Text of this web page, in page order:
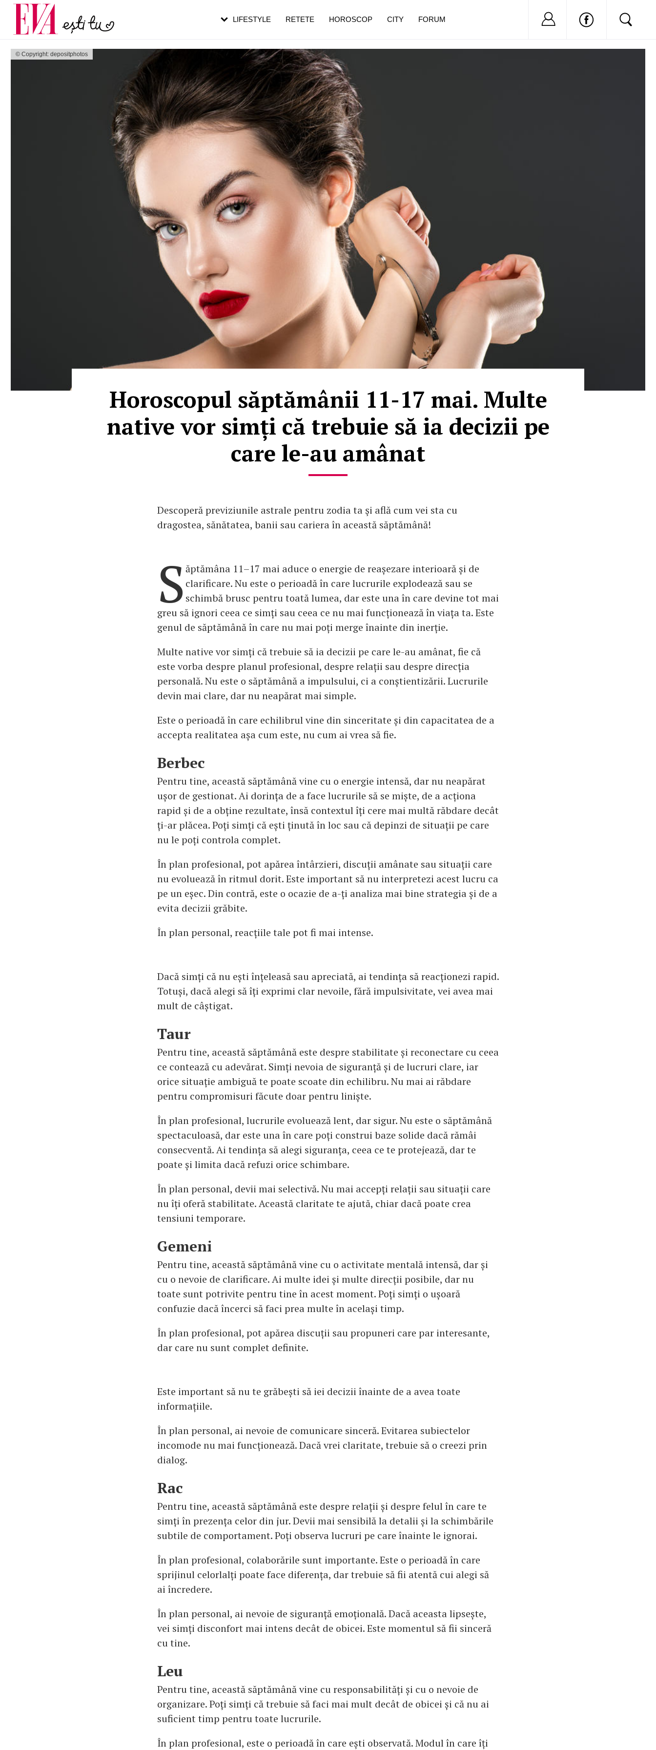
© Copyright: depositphotos
Horoscopul săptămânii 11-17 mai. Multe
native vor simți că trebuie să ia decizii pe
care le-au amânat
Descoperă previziunile astrale pentru zodia ta şi află cum vei sta cu
dragostea, sănătatea, banii sau cariera în această săptămână!
S ăptămâna 11–17 mai aduce o energie de reașezare interioară și de
clarificare. Nu este o perioadă în care lucrurile explodează sau se
schimbă brusc pentru toată lumea, dar este una în care devine tot mai
greu să ignori ceea ce simți sau ceea ce nu mai funcționează în viața ta. Este
genul de săptămână în care nu mai poți merge înainte din inerție.
Multe native vor simți că trebuie să ia decizii pe care le-au amânat, fie că
este vorba despre planul profesional, despre relații sau despre direcția
personală. Nu este o săptămână a impulsului, ci a conștientizării. Lucrurile
devin mai clare, dar nu neapărat mai simple.
Este o perioadă în care echilibrul vine din sinceritate și din capacitatea de a
accepta realitatea așa cum este, nu cum ai vrea să fie.
Berbec
Pentru tine, această săptămână vine cu o energie intensă, dar nu neapărat
ușor de gestionat. Ai dorința de a face lucrurile să se miște, de a acționa
rapid și de a obține rezultate, însă contextul îți cere mai multă răbdare decât
ți-ar plăcea. Poți simți că ești ținută în loc sau că depinzi de situații pe care
nu le poți controla complet.
În plan profesional, pot apărea întârzieri, discuții amânate sau situații care
nu evoluează în ritmul dorit. Este important să nu interpretezi acest lucru ca
pe un eșec. Din contră, este o ocazie de a-ți analiza mai bine strategia și de a
evita decizii grăbite.
În plan personal, reacțiile tale pot fi mai intense.
Dacă simți că nu ești înțeleasă sau apreciată, ai tendința să reacționezi rapid.
Totuși, dacă alegi să îți exprimi clar nevoile, fără impulsivitate, vei avea mai
mult de câștigat.
Taur
Pentru tine, această săptămână este despre stabilitate și reconectare cu ceea
ce contează cu adevărat. Simți nevoia de siguranță și de lucruri clare, iar
orice situație ambiguă te poate scoate din echilibru. Nu mai ai răbdare
pentru compromisuri făcute doar pentru liniște.
În plan profesional, lucrurile evoluează lent, dar sigur. Nu este o săptămână
spectaculoasă, dar este una în care poți construi baze solide dacă rămâi
consecventă. Ai tendința să alegi siguranța, ceea ce te protejează, dar te
poate și limita dacă refuzi orice schimbare.
În plan personal, devii mai selectivă. Nu mai accepți relații sau situații care
nu îți oferă stabilitate. Această claritate te ajută, chiar dacă poate crea
tensiuni temporare.
Gemeni
Pentru tine, această săptămână vine cu o activitate mentală intensă, dar și
cu o nevoie de clarificare. Ai multe idei și multe direcții posibile, dar nu
toate sunt potrivite pentru tine în acest moment. Poți simți o ușoară
confuzie dacă încerci să faci prea multe în același timp.
În plan profesional, pot apărea discuții sau propuneri care par interesante,
dar care nu sunt complet definite.
Este important să nu te grăbești să iei decizii înainte de a avea toate
informațiile.
În plan personal, ai nevoie de comunicare sinceră. Evitarea subiectelor
incomode nu mai funcționează. Dacă vrei claritate, trebuie să o creezi prin
dialog.
Rac
Pentru tine, această săptămână este despre relații și despre felul în care te
simți în prezența celor din jur. Devii mai sensibilă la detalii și la schimbările
subtile de comportament. Poți observa lucruri pe care înainte le ignorai.
În plan profesional, colaborările sunt importante. Este o perioadă în care
sprijinul celorlalți poate face diferența, dar trebuie să fii atentă cui alegi să
ai încredere.
În plan personal, ai nevoie de siguranță emoțională. Dacă aceasta lipsește,
vei simți disconfort mai intens decât de obicei. Este momentul să fii sinceră
cu tine.
Leu
Pentru tine, această săptămână vine cu responsabilități și cu o nevoie de
organizare. Poți simți că trebuie să faci mai mult decât de obicei și că nu ai
suficient timp pentru toate lucrurile.
În plan profesional, este o perioadă în care ești observată. Modul în care îți
LIFESTYLE RETETE HOROSCOP CITY FORUM Nu ai cont?
Carieră
Actualitate
pe măsură ce înaintezi în vârstă